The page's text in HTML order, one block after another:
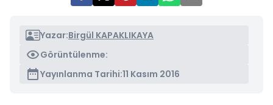
Yazar:Birgül KAPAKLIKAYA
Görüntülenme:
Yayınlanma Tarihi:11 Kasım 2016